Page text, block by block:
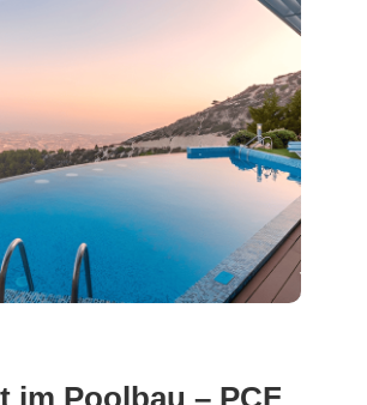
im Poolbau – PCF